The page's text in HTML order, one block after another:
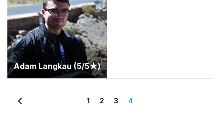
Adam Langkau (5/5★)
1 2 3 4